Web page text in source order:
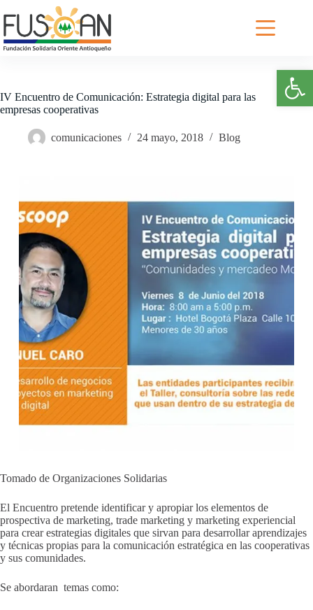
Abrir barra de herramientas
al
contenido
IV Encuentro de Comunicación: Estrategia digital para las
empresas cooperativas
comunicaciones 24 mayo, 2018 Blog
Tomado de Organizaciones Solidarias
El Encuentro pretende identificar y apropiar los elementos de
prospectiva de marketing, trade marketing y marketing experiencial
para crear estrategias digitales que sirvan para desarrollar aprendizajes
y técnicas propias para la comunicación estratégica en las cooperativas
y sus comunidades.
Se abordaran temas como: